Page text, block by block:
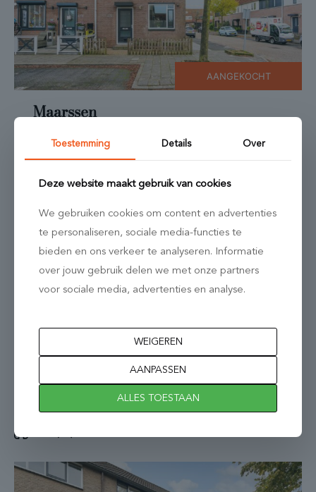
AANGEKOCHT
Maarssen
97 m
AANGEKOCHT
Benschop
Zwaluwpad 3
Toestemming Details Over
Deze website maakt gebruik van cookies
We gebruiken cookies om content en advertenties
te personaliseren, sociale media-functies te
bieden en ons verkeer te analyseren. Informatie
over jouw gebruik delen we met onze partners
voor sociale media, advertenties en analyse.
WEIGEREN
AANPASSEN
ALLES TOESTAAN